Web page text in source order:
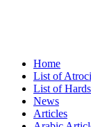
Home
List of
List of
News
Articles